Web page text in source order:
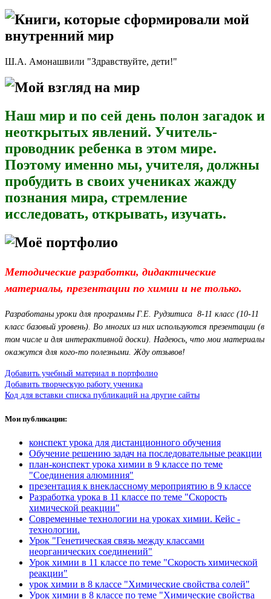
Книги, которые сформировали мой
внутренний мир
Ш.А. Амонашвили "Здравствуйте, дети!"
Мой взгляд на мир
Наш мир и по сей день полон загадок и
неоткрытых явлений. Учитель-
проводник ребенка в этом мире.
Поэтому именно мы, учителя, должны
пробудить в своих учениках жажду
познания мира, стремление
исследовать, открывать, изучать.
Моё портфолио
Методические разработки, дидактические
материалы, презентации по химии и не только.
Разработаны уроки для программы Г.Е. Рудзитиса 8-11 класс (10-11
класс базовый уровень). Во многих из них используются презентации (в
том числе и для интерактивной доски). Надеюсь, что мои материалы
окажутся для кого-то полезными. Жду отзывов!
Добавить учебный материал в портфолио
Добавить творческую работу ученика
Код для вставки списка публикаций на другие сайты
Мои публикации:
конспект урока для дистанционного обучения
Обучение решению задач на последовательные реакции
план-конспект урока химии в 9 классе по теме
"Соединения алюминия"
презентация к внеклассному мероприятию в 9 классе
Разработка урока в 11 классе по теме "Скорость
химической реакции"
Современные технологии на уроках химии. Кейс -
технологии.
Урок "Генетическая связь между классами
неорганических соединений"
Урок химии в 11 классе по теме "Скорость химической
реакции"
урок химии в 8 классе "Химические свойства солей"
Урок химии в 8 классе по теме "Химические свойства